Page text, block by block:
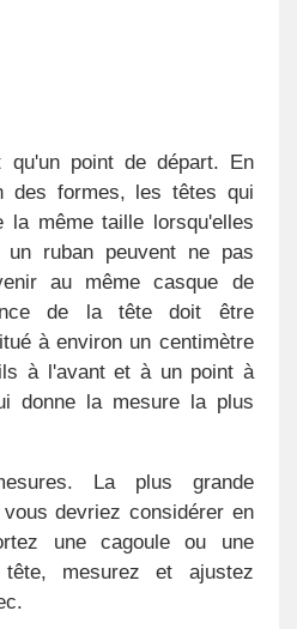
qu'un point de départ. En
des formes, les têtes qui
la même taille lorsqu'elles
ruban peuvent ne pas
au même casque de
de la tête doit être
à environ un centimètre
à l'avant et à un point à
donne la mesure la plus
La plus grande
devriez considérer en
une cagoule ou une
mesurez et ajustez